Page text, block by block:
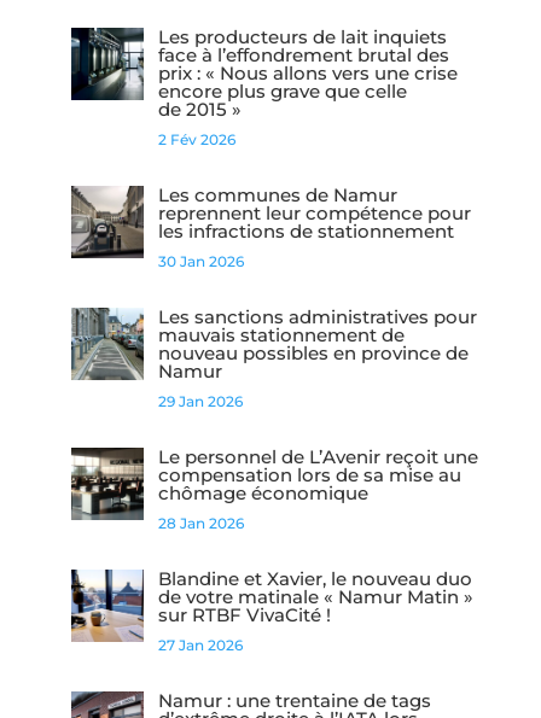
Les producteurs de lait inquiets
face à l’effondrement brutal des
prix : « Nous allons vers une crise
encore plus grave que celle
de 2015 »
2 Fév 2026
Les communes de Namur
reprennent leur compétence pour
les infractions de stationnement
30 Jan 2026
Les sanctions administratives pour
mauvais stationnement de
nouveau possibles en province de
Namur
29 Jan 2026
Le personnel de L’Avenir reçoit une
compensation lors de sa mise au
chômage économique
28 Jan 2026
Blandine et Xavier, le nouveau duo
de votre matinale « Namur Matin »
sur RTBF VivaCité !
27 Jan 2026
Namur : une trentaine de tags